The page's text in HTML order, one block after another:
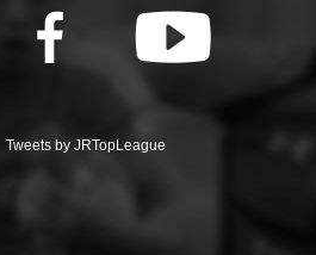
Tweets by JRTopLeague